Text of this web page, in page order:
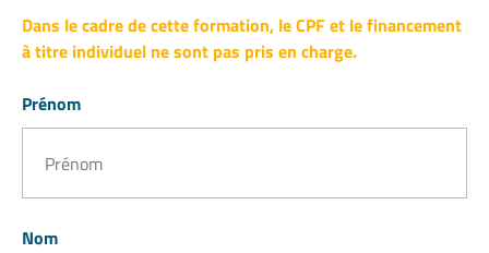
Dans le cadre de cette formation, le CPF et le financement
à titre individuel ne sont pas pris en charge.
Prénom
Nom